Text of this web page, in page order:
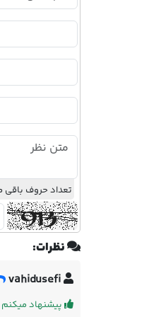
تعداد حروف باقی
نظرات:
پیشنهاد میکنم